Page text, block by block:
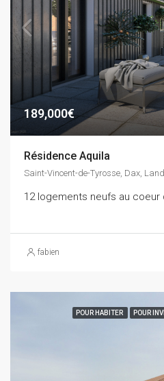
189,000€
Résidence Aquila
12 logements neufs au coeur
fabien
POUR HABITER POUR